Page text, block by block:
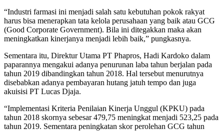
“Industri farmasi ini menjadi salah satu kebutuhan pokok rakyat
harus bisa menerapkan tata kelola perusahaan yang baik atau GCG
(Good Corporate Government). Bila ini ditegakkan maka akan
meningkatkan kinerjanya menjadi lebih baik,” pungkasnya.
Sementara itu, Direktur Utama PT Phapros, Hadi Kardoko dalam
paparannya mengakui adanya penurunan laba tahun berjalan pada
tahun 2019 dibandingkan tahun 2018. Hal tersebut menurutnya
disebabkan adanya pembayaran hutang jatuh tempo dan juga
akuisisi PT Lucas Djaja.
“Implementasi Kriteria Penilaian Kinerja Unggul (KPKU) pada
tahun 2018 skornya sebesar 479,75 meningkat menjadi 523,25 pada
tahun 2019. Sementara peningkatan skor perolehan GCG tahun